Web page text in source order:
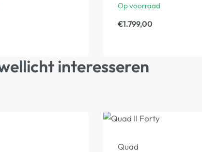
Op voorraad
€1.799,00
interesseren
Quad